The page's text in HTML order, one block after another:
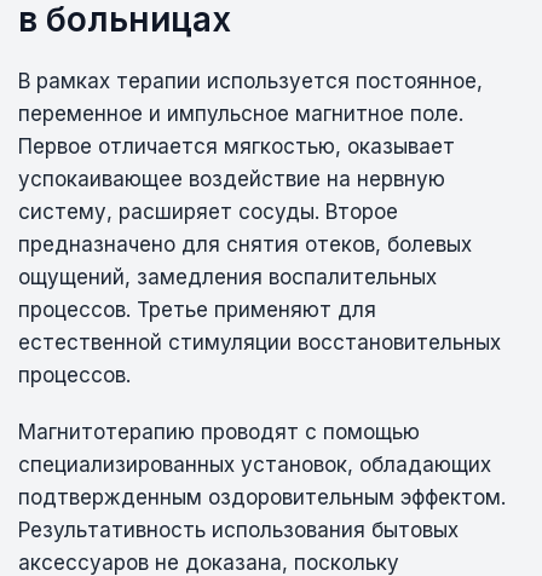
в больницах
В рамках терапии используется постоянное,
переменное и импульсное магнитное поле.
Первое отличается мягкостью, оказывает
успокаивающее воздействие на нервную
систему, расширяет сосуды. Второе
предназначено для снятия отеков, болевых
ощущений, замедления воспалительных
процессов. Третье применяют для
естественной стимуляции восстановительных
процессов.
Магнитотерапию проводят с помощью
специализированных установок, обладающих
подтвержденным оздоровительным эффектом.
Результативность использования бытовых
аксессуаров не доказана, поскольку